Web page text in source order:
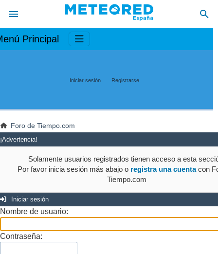
Principal
Iniciar sesión Registrarse
Foro de Tiempo.com
¡Advertencia!
Solamente usuarios registrados tienen acceso a esta
Por favor inicia sesión más abajo o registra una cuentacon
Tiempo.com
Iniciar sesión
Nombre de usuario:
Contraseña: